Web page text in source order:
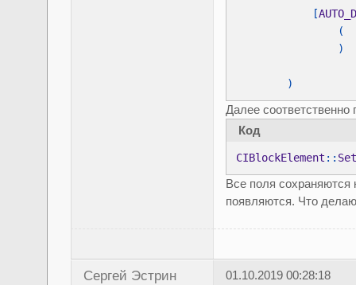
[
)
Далее соответственно
Код
CIBlockElement ::
Все поля сохраняются
появляются. Что
Сергей Эстрин 01.10.2019 00:28:18